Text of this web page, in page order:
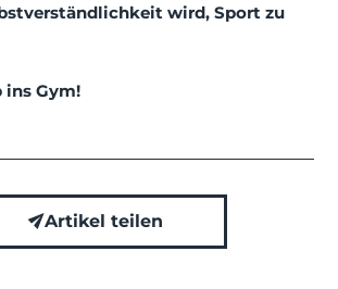
wird, Sport zu
ins Gym!
Artikel teilen